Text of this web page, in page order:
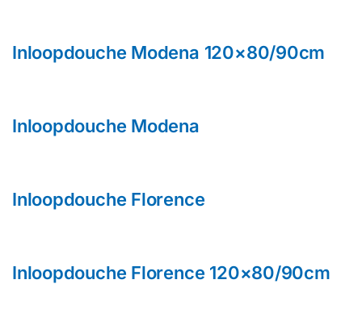
Inloopdouche Modena 120×80/90cm
Inloopdouche Modena
Inloopdouche Florence
Inloopdouche Florence 120×80/90cm